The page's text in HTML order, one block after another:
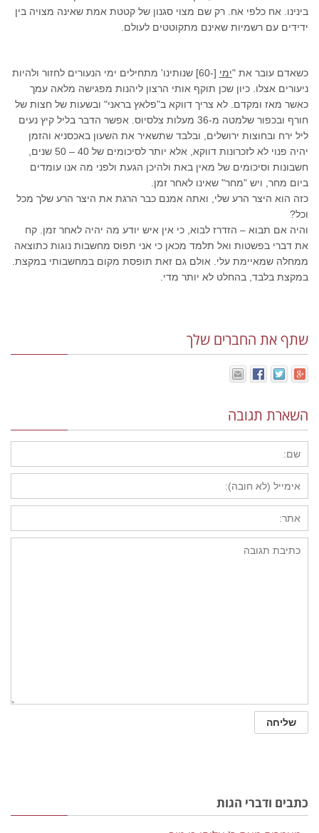
בינינו. אח כלפי אח. רק שם מצוי סגנון של קטטת אמת שאינה מצויה בין
ידידים עם רשמיות שאינם מתקוטטים לעולם.
כשאדם עובר את "ימי
[-60] שנותינו' מתחילים ימי הנעורים לחזור ולהיות
ניעורים אצלו. כיון שכן תוקף אותי הרצון ליהנות מפגישה מלאה עמך
כאשר מאז ומקדם. לא צריך דווקא ב"פלאץ בראני" ובשעות של חצות של
חורף ובכפור שלמטה מ-36 מעלות צלסיוס. אפשר הדבר בליל קיץ נעים
ליל ירח ובחוצות ירושלים, ובלבד שתשאיר את השעון באכסניא והזמן
יהיה פנוי לא לזכרונות דווקא, אלא יותר לסיכומים של 40 – 50 שנים,
חשבונות וסיכומים של מאין באת ולהיכן הגעת ולפני מה אנו עומדים
ביום מחר, ויש "מחר" שאינו לאחר זמן.
כזה הוא היצר הרע שלי, ואתה אמנם כבר הרגת את היצר הרע שלך מכל
וכל?
והיה אם תבוא – הזדרז לבוא, כי אין איש יודע מה יהיה לאחר זמן. קח
את דברי בפשטות ואל תלמד מכאן כי אני תפוס מחשבות נוגות כתוצאה
ממחלה שמאיימת עלי. אולם גם זאת תופסת מקום במחשבותי במקצת.
במקצת בלבד, בהחלט לא יותר מדי.
שתף את החברים שלך
השארת תגובה
כתבים ודברי הגות